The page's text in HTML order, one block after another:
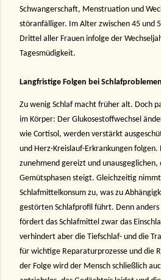
Schwangerschaft, Menstruation und
störanfälliger. Im Alter zwischen 45 und
Drittel aller Frauen infolge der
Tagesmüdigkeit.
Langfristige Folgen bei Schlafproblemen
Zu wenig Schlaf macht früher alt. Doch
im Körper: Der Glukosestoffwechsel
wie Cortisol, werden verstärkt
und Herz-Kreislauf-Erkrankungen folgen.
zunehmend gereizt und unausgeglichen,
Gemütsphasen steigt. Gleichzeitig
Schlafmittelkonsum zu, was zu
gestörten Schlafprofil führt. Denn
fördert das Schlafmittel zwar das
verhindert aber die Tiefschlaf- und die
für wichtige Reparaturprozesse und die
der Folge wird der Mensch schließlich